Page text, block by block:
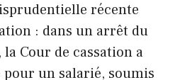
récente
: dans un arrêt du
la Cour de cassation a
un salarié, soumis